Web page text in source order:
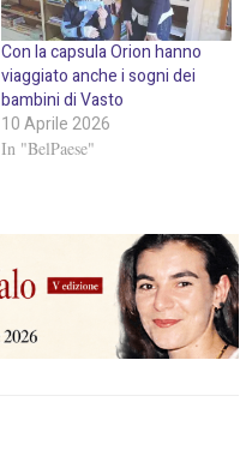
Con la capsula Orion hanno
viaggiato anche i sogni dei
bambini di Vasto
10 Aprile 2026
In "BelPaese"